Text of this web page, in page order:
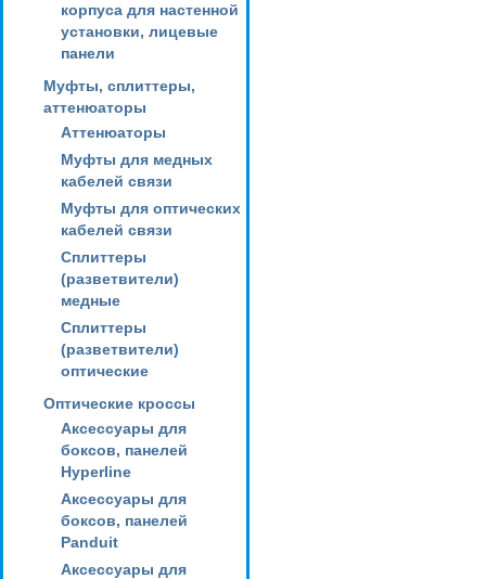
корпуса для настенной
установки, лицевые
панели
Муфты, сплиттеры,
аттенюаторы
Аттенюаторы
Муфты для медных
кабелей связи
Муфты для оптических
кабелей связи
Сплиттеры
(разветвители)
медные
Сплиттеры
(разветвители)
оптические
Оптические кроссы
Аксессуары для
боксов, панелей
Hyperline
Аксессуары для
боксов, панелей
Panduit
Аксессуары для